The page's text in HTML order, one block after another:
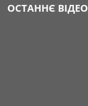
ОСТАННЄ ВІДЕО